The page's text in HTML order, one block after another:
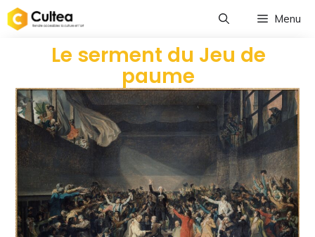
Menu
Le serment du Jeu de
paume